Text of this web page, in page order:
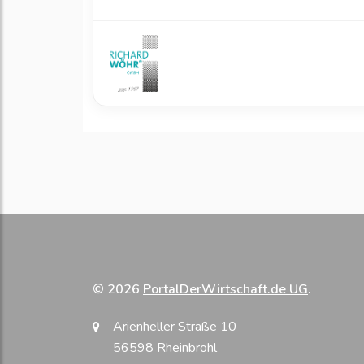
© 2026 PortalDerWirtschaft.de UG.
Arienheller Straße 10
56598 Rheinbrohl